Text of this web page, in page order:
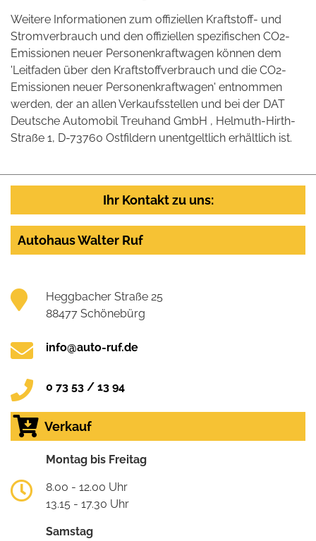
Weitere Informationen zum offiziellen Kraftstoff- und
Stromverbrauch und den offiziellen spezifischen CO2-
Emissionen neuer Personenkraftwagen können dem
'Leitfaden über den Kraftstoffverbrauch und die CO2-
Emissionen neuer Personenkraftwagen' entnommen
werden, der an allen Verkaufsstellen und bei der DAT
Deutsche Automobil Treuhand GmbH , Helmuth-Hirth-
Straße 1, D-73760 Ostfildern unentgeltlich erhältlich ist.
Ihr Kontakt zu uns:
Autohaus Walter Ruf
Heggbacher Straße 25
88477 Schönebürg
info@auto-ruf.de
0 73 53 / 13 94
Verkauf
Montag bis Freitag
8.00 - 12.00 Uhr
13.15 - 17.30 Uhr
Samstag